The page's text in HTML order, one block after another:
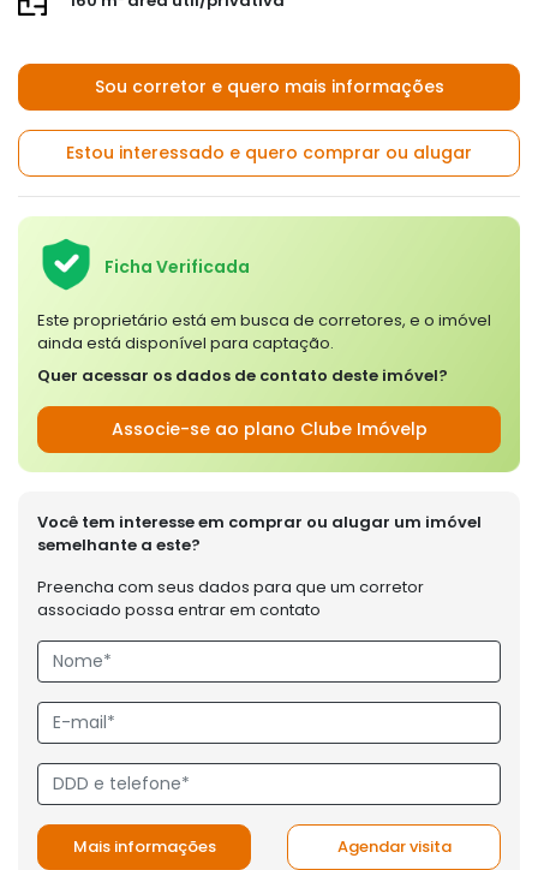
Sou corretor e quero mais informações
Estou interessado e quero comprar ou alugar
Ficha Verificada
Este proprietário está em busca de corretores, e o imóvel
ainda está disponível para captação.
Quer acessar os dados de contato deste imóvel?
Associe-se ao plano Clube Imóvelp
Você tem interesse em comprar ou alugar um imóvel
semelhante a este?
Preencha com seus dados para que um corretor
associado possa entrar em contato
Mais informações Agendar visita